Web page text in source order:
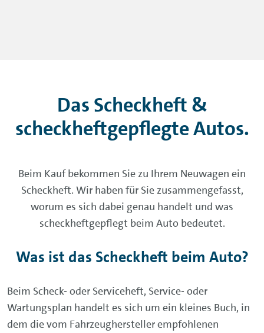
Das Scheckheft &
scheckheftgepflegte Autos.
Beim Kauf bekommen Sie zu Ihrem Neuwagen ein
Scheckheft. Wir haben für Sie zusammengefasst,
worum es sich dabei genau handelt und was
scheckheftgepflegt beim Auto bedeutet.
Was ist das Scheckheft beim Auto?
Beim Scheck- oder Serviceheft, Service- oder
Wartungsplan handelt es sich um ein kleines Buch, in
dem die vom Fahrzeughersteller empfohlenen